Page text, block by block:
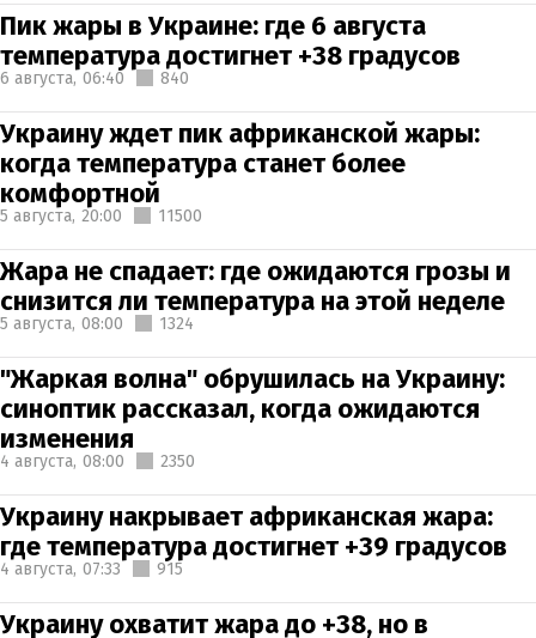
Пик жары в Украине: где 6 августа
температура достигнет +38 градусов
6 августа, 06:40 840
Украину ждет пик африканской жары:
когда температура станет более
комфортной
5 августа, 20:00 11500
Жара не спадает: где ожидаются грозы и
снизится ли температура на этой неделе
5 августа, 08:00 1324
"Жаркая волна" обрушилась на Украину:
синоптик рассказал, когда ожидаются
изменения
4 августа, 08:00 2350
Украину накрывает африканская жара:
где температура достигнет +39 градусов
4 августа, 07:33 915
Украину охватит жара до +38, но в